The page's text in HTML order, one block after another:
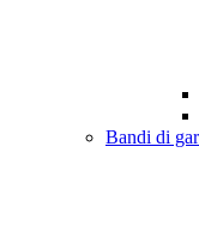
Bandi di